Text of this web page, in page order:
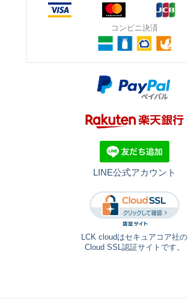
コンビニ決済
LINE公式アカウント
LCK cloudはセキュアコア社の
Cloud SSL認証サイトです。